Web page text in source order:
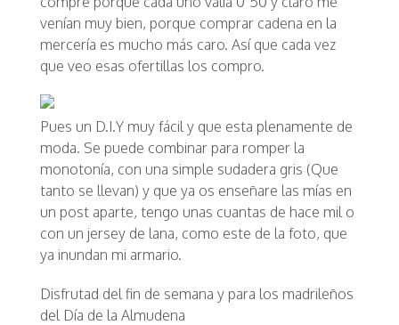
venían muy bien, porque comprar cadena en la
mercería es mucho más caro. Así que cada vez
que veo esas ofertillas los compro.
Pues un D.I.Y muy fácil y que esta plenamente de
moda. Se puede combinar para romper la
monotonía, con una simple sudadera gris (Que
tanto se llevan) y que ya os enseñare las mías en
un post aparte, tengo unas cuantas de hace mil o
con un jersey de lana, como este de la foto, que
ya inundan mi armario.
Disfrutad del fin de semana y para los madrileños
del Día de la Almudena